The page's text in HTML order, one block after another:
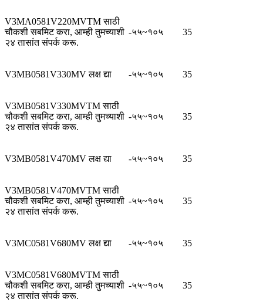
V3MA0581V220MVTM साठी
चौकशी सबमिट करा, आम्ही तुमच्याशी
२४ तासांत संपर्क करू.
-५५~१०५ 35
V3MB0581V330MV लक्ष द्या -५५~१०५ 35
V3MB0581V330MVTM साठी
चौकशी सबमिट करा, आम्ही तुमच्याशी
२४ तासांत संपर्क करू.
-५५~१०५ 35
V3MB0581V470MV लक्ष द्या -५५~१०५ 35
V3MB0581V470MVTM साठी
चौकशी सबमिट करा, आम्ही तुमच्याशी
२४ तासांत संपर्क करू.
-५५~१०५ 35
V3MC0581V680MV लक्ष द्या -५५~१०५ 35
V3MC0581V680MVTM साठी
चौकशी सबमिट करा, आम्ही तुमच्याशी
२४ तासांत संपर्क करू.
-५५~१०५ 35